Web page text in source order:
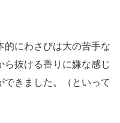
的にわさびは大の苦手な
ら抜ける香りに嫌な感じ
できました。（といって